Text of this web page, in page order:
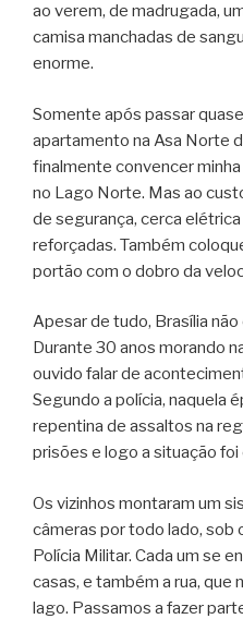
ao verem, de madrugada,
camisa manchadas de
enorme.
Somente após passar
apartamento na Asa Norte
finalmente convencer
no Lago Norte. Mas ao
de segurança, cerca
reforçadas. Também
portão com o dobro da
Apesar de tudo, Brasília
Durante 30 anos morando
ouvido falar de
Segundo a polícia, naquela
repentina de assaltos na
prisões e logo a situação foi
Os vizinhos montaram um
câmeras por todo lado, sob
Polícia Militar. Cada um se
casas, e também a rua, que
lago. Passamos a fazer